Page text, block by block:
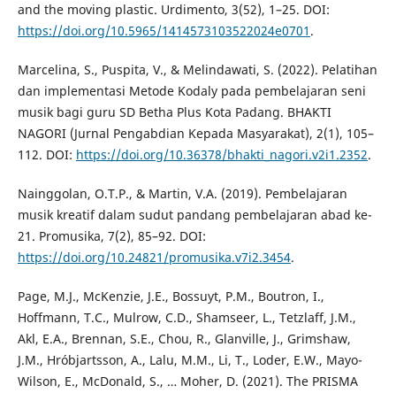
and the moving plastic. Urdimento, 3(52), 1–25. DOI:
https://doi.org/10.5965/1414573103522024e0701 .
Marcelina, S., Puspita, V., & Melindawati, S. (2022). Pelatihan
dan implementasi Metode Kodaly pada pembelajaran seni
musik bagi guru SD Betha Plus Kota Padang. BHAKTI
NAGORI (Jurnal Pengabdian Kepada Masyarakat), 2(1), 105–
112. DOI: https://doi.org/10.36378/bhakti_nagori.v2i1.2352.
Nainggolan, O.T.P., & Martin, V.A. (2019). Pembelajaran
musik kreatif dalam sudut pandang pembelajaran abad ke-
21. Promusika, 7(2), 85–92. DOI:
https://doi.org/10.24821/promusika.v7i2.3454.
Page, M.J., McKenzie, J.E., Bossuyt, P.M., Boutron, I.,
Hoffmann, T.C., Mulrow, C.D., Shamseer, L., Tetzlaff, J.M.,
Akl, E.A., Brennan, S.E., Chou, R., Glanville, J., Grimshaw,
J.M., Hróbjartsson, A., Lalu, M.M., Li, T., Loder, E.W., Mayo-
Wilson, E., McDonald, S., … Moher, D. (2021). The PRISMA